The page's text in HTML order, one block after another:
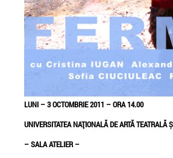
STEPHANE SIOHAN, si
SORIN ONISOR intregesc
programul festivalului de
film PELICAM editia a II-a
LUNI – 3 OCTOMBRIE 2011 – ORA 14.00
UNIVERSITATEA NAȚIONALĂ DE ARTĂ TEATRALĂ
– SALA ATELIER –